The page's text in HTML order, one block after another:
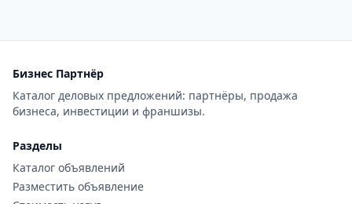
Бизнес Партнёр
Каталог деловых предложений: партнёры, продажа
бизнеса, инвестиции и франшизы.
Разделы
Каталог объявлений
Разместить объявление